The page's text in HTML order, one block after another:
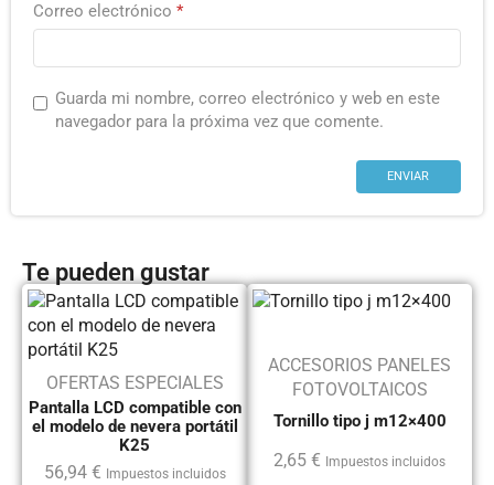
Correo electrónico *
Guarda mi nombre, correo electrónico y web en este
navegador para la próxima vez que comente.
Te pueden gustar
OFERTAS ESPECIALES
Pantalla LCD compatible con
el modelo de nevera portátil
K25
56,94 € Impuestos incluidos
ACCESORIOS PANELES
FOTOVOLTAICOS
Tornillo tipo j m12×400
2,65 € Impuestos incluidos